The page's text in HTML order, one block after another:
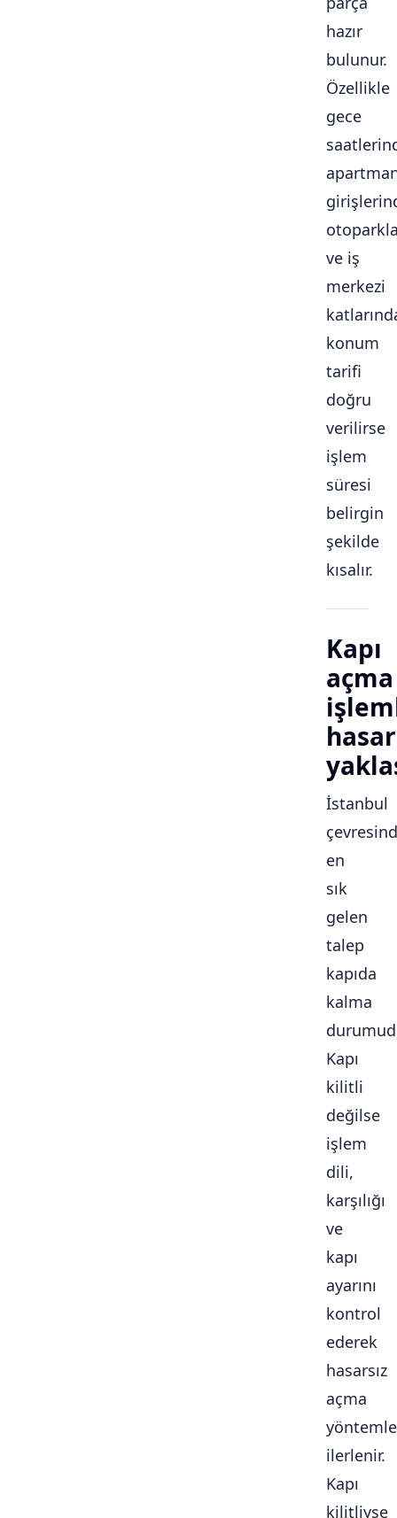
hazır
bulunur.
Özellikle
gece
ve iş
merkezi
konum
tarifi
doğru
verilirse
işlem
süresi
belirgin
şekilde
kısalır.
Kapı
açma
İstanbul
en
sık
gelen
talep
kapıda
kalma
Kapı
kilitli
değilse
işlem
dili,
karşılığı
ve
kapı
ayarını
kontrol
ederek
hasarsız
açma
ilerlenir.
Kapı
kilitliyse